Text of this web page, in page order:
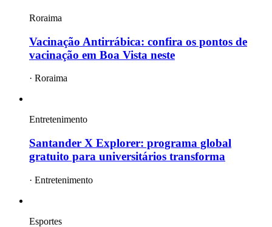
Roraima
Vacinação Antirrábica: confira os pontos de
vacinação em Boa Vista neste
· Roraima
Entretenimento
Santander X Explorer: programa global
gratuito para universitários transforma
· Entretenimento
Esportes